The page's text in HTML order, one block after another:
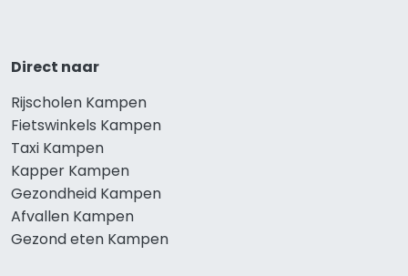
Direct naar
Rijscholen Kampen
Fietswinkels Kampen
Taxi Kampen
Kapper Kampen
Gezondheid Kampen
Afvallen Kampen
Gezond eten Kampen